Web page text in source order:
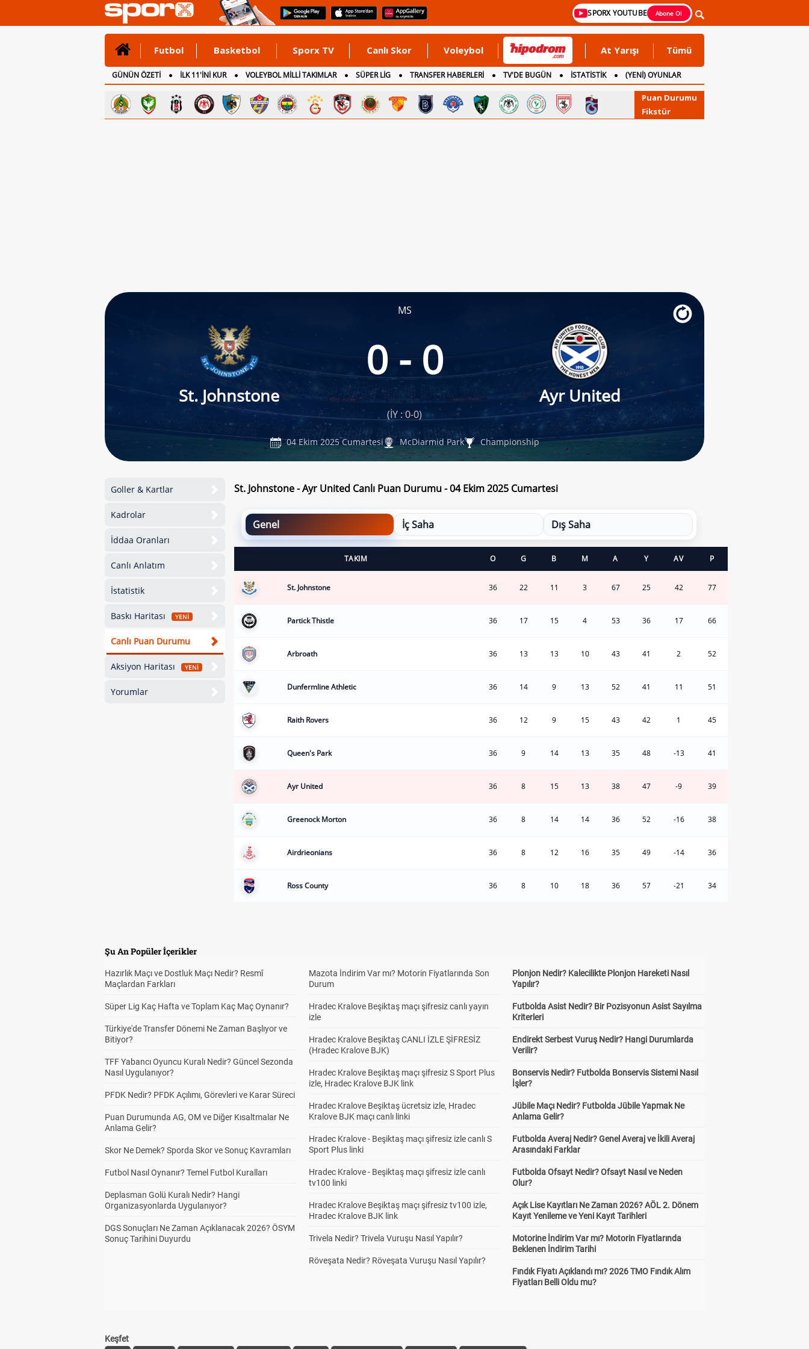
SPORX YOUTUBE Abone Ol
Futbol Basketbol Sporx TV Canlı Skor Voleybol At Yarışı Tümü
GÜNÜN ÖZETİ İLK 11'İNİ KUR VOLEYBOL MİLLİ TAKIMLAR SÜPER LİG TRANSFER HABERLERİ TV'DE BUGÜN İSTATİSTİK
(YENİ) OYUNLAR
CANLI ANLATIM
İNGİLTERE
Puan Durumu
Fikstür
MS
St. Johnstone
0 - 0
Ayr United
(İY : 0-0)
04 Ekim 2025 Cumartesi McDiarmid Park Championship
Goller & Kartlar
Kadrolar
İddaa Oranları
Canlı Anlatım
İstatistik
Baskı Haritası YENİ
Canlı Puan Durumu
Aksiyon Haritası YENİ
Yorumlar
St. Johnstone - Ayr United Canlı Puan Durumu - 04 Ekim 2025 Cumartesi
Genel İç Saha Dış Saha
TAKIM O G B M A Y AV P
St. Johnstone 36 22 11 3 67 25 42 77
Partick Thistle 36 17 15 4 53 36 17 66
Arbroath 36 13 13 10 43 41 2 52
Dunfermline Athletic 36 14 9 13 52 41 11 51
Raith Rovers 36 12 9 15 43 42 1 45
Queen's Park 36 9 14 13 35 48 -13 41
Ayr United 36 8 15 13 38 47 -9 39
Greenock Morton 36 8 14 14 36 52 -16 38
Airdrieonians 36 8 12 16 35 49 -14 36
Ross County 36 8 10 18 36 57 -21 34
Şu An Popüler İçerikler
Hazırlık Maçı ve Dostluk Maçı Nedir? Resmî
Maçlardan Farkları
Süper Lig Kaç Hafta ve Toplam Kaç Maç Oynanır?
Türkiye'de Transfer Dönemi Ne Zaman Başlıyor ve
Bitiyor?
TFF Yabancı Oyuncu Kuralı Nedir? Güncel Sezonda
Nasıl Uygulanıyor?
PFDK Nedir? PFDK Açılımı, Görevleri ve Karar Süreci
Puan Durumunda AG, OM ve Diğer Kısaltmalar Ne
Anlama Gelir?
Skor Ne Demek? Sporda Skor ve Sonuç Kavramları
Futbol Nasıl Oynanır? Temel Futbol Kuralları
Deplasman Golü Kuralı Nedir? Hangi
Organizasyonlarda Uygulanıyor?
DGS Sonuçları Ne Zaman Açıklanacak 2026? ÖSYM
Sonuç Tarihini Duyurdu
Mazota İndirim Var mı? Motorin Fiyatlarında Son
Durum
Hradec Kralove Beşiktaş maçı şifresiz canlı yayın
izle
Hradec Kralove Beşiktaş CANLI İZLE ŞİFRESİZ
(Hradec Kralove BJK)
Hradec Kralove Beşiktaş maçı şifresiz S Sport Plus
izle, Hradec Kralove BJK link
Hradec Kralove Beşiktaş ücretsiz izle, Hradec
Kralove BJK maçı canlı linki
Hradec Kralove - Beşiktaş maçı şifresiz izle canlı S
Sport Plus linki
Hradec Kralove - Beşiktaş maçı şifresiz izle canlı
tv100 linki
Hradec Kralove Beşiktaş maçı şifresiz tv100 izle,
Hradec Kralove BJK link
Trivela Nedir? Trivela Vuruşu Nasıl Yapılır?
Röveşata Nedir? Röveşata Vuruşu Nasıl Yapılır?
Plonjon Nedir? Kalecilikte Plonjon Hareketi Nasıl
Yapılır?
Futbolda Asist Nedir? Bir Pozisyonun Asist Sayılma
Kriterleri
Endirekt Serbest Vuruş Nedir? Hangi Durumlarda
Verilir?
Bonservis Nedir? Futbolda Bonservis Sistemi Nasıl
İşler?
Jübile Maçı Nedir? Futbolda Jübile Yapmak Ne
Anlama Gelir?
Futbolda Averaj Nedir? Genel Averaj ve İkili Averaj
Arasındaki Farklar
Futbolda Ofsayt Nedir? Ofsayt Nasıl ve Neden
Olur?
Açık Lise Kayıtları Ne Zaman 2026? AÖL 2. Dönem
Kayıt Yenileme ve Yeni Kayıt Tarihleri
Motorine İndirim Var mı? Motorin Fiyatlarında
Beklenen İndirim Tarihi
Fındık Fiyatı Açıklandı mı? 2026 TMO Fındık Alım
Fiyatları Belli Oldu mu?
Keşfet